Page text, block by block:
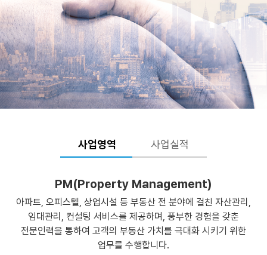
사업영역 사업실적
PM(Property Management)
아파트, 오피스텔, 상업시설 등 부동산 전 분야에 걸친 자산관리,
임대관리, 컨설팅 서비스를 제공하며, 풍부한 경험을 갖춘
전문인력을 통하여 고객의 부동산 가치를 극대화 시키기 위한
업무를 수행합니다.